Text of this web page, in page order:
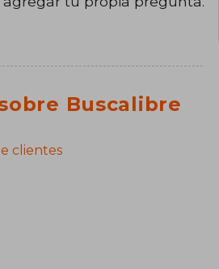
Buscalibre
clientes